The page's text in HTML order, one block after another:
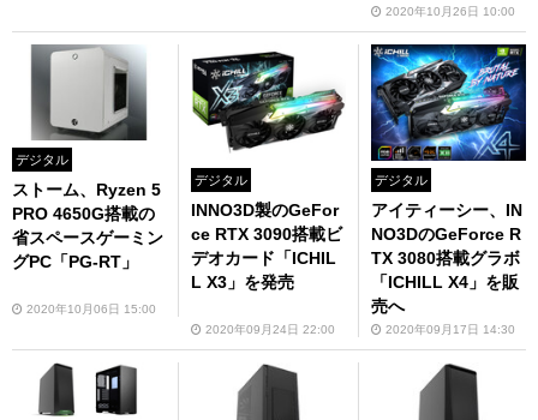
圧倒される
2020年10月26日 10:00
デジタル
ストーム、Ryzen 5
PRO 4650G搭載の
省スペースゲーミン
グPC「PG-RT」
2020年10月06日 15:00
デジタル
INNO3D製のGeFor
ce RTX 3090搭載ビ
デオカード「ICHIL
L X3」を発売
2020年09月24日 22:00
デジタル
アイティーシー、IN
NO3DのGeForce R
TX 3080搭載グラボ
「ICHILL X4」を販
売へ
2020年09月17日 14:30